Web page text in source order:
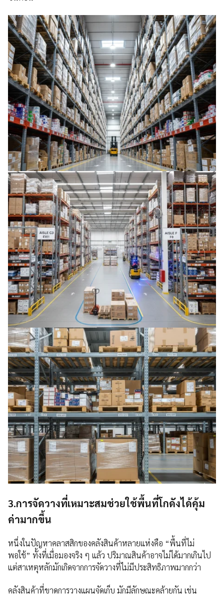
3.การจัดวางที่เหมาะสมช่วยใช้พื้นที่โกดังได้คุ้ม
ค่ามากขึ้น
หนึ่งในปัญหาคลาสสิกของคลังสินค้าหลายแห่งคือ “พื้นที่ไม่
พอใช้” ทั้งที่เมื่อมองจริง ๆ แล้ว ปริมาณสินค้าอาจไม่ได้มากเกินไป
แต่สาเหตุหลักมักเกิดจากการจัดวางที่ไม่มีประสิทธิภาพมากกว่า
คลังสินค้าที่ขาดการวางแผนจัดเก็บ มักมีลักษณะคล้ายกัน เช่น